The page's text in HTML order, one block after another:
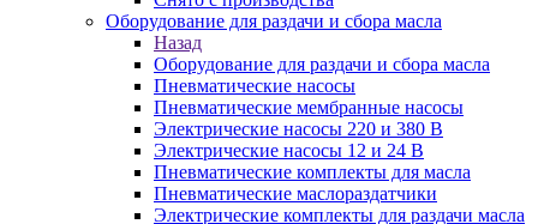
Оборудование для раздачи и сбора масла
Назад
Оборудование для раздачи и сбора масла
Пневматические насосы
Пневматические мембранные насосы
Электрические насосы 220 и 380 В
Электрические насосы 12 и 24 В
Пневматические комплекты для масла
Пневматические маслораздатчики
Электрические комплекты для раздачи масла